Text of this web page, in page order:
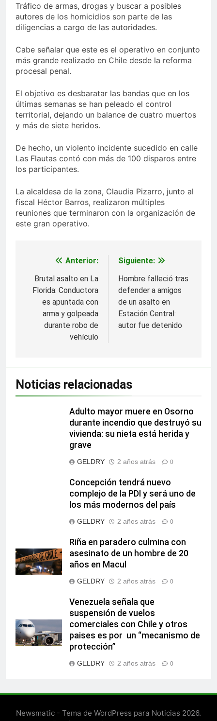
Tráfico de armas, drogas y buscar a posibles
autores de los homicidios son parte de las
diligencias a cargo de las autoridades.
Cabe señalar que este es el operativo en conjunto
más grande realizado en Chile desde la reforma
procesal penal.
El objetivo es desbaratar las bandas que en los
últimas semanas se han peleado el control
territorial, dejando un balance de cuatro muertos
y más de siete heridos.
De hecho, un violento incidente sucedido en calle
Las Flautas contó con más de 100 disparos entre
los participantes.
La alcaldesa de la zona, Claudia Pizarro, junto al
fiscal Héctor Barros, realizaron múltiples
reuniones que terminaron con la organización de
este gran operativo.
Navegación
de
entradas
Anterior:
Brutal asalto en La
Florida: Conductora
es apuntada con
arma y golpeada
durante robo de
vehículo
Siguiente:
Hombre falleció tras
defender a amigos
de un asalto en
Estación Central:
autor fue detenido
Noticias relacionadas
Adulto mayor muere en Osorno
durante incendio que destruyó su
vivienda: su nieta está herida y
grave
GELDRY 2 años atrás 0
Concepción tendrá nuevo
complejo de la PDI y será uno de
los más modernos del país
GELDRY 2 años atrás 0
Riña en paradero culmina con
asesinato de un hombre de 20
años en Macul
GELDRY 2 años atrás 0
Venezuela señala que
suspensión de vuelos
comerciales con Chile y otros
paises es por un “mecanismo de
protección”
GELDRY 2 años atrás 0
Newsmatic - Tema de WordPress para Noticias 2026.